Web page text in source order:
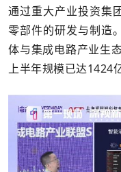
通过重大产业投资集
零部件的研发与制造
体与集成电路产业生
上半年规模已达1424